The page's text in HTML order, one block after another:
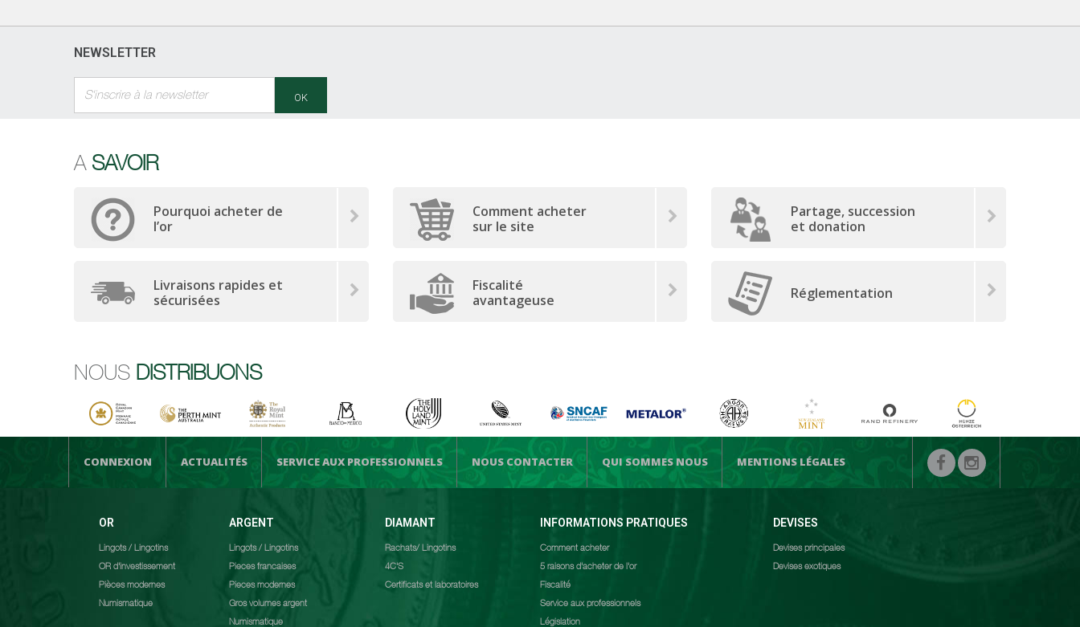
NEWSLETTER
OK
A SAVOIR
Pourquoi acheter de
l’or
Comment acheter
sur le site
Partage, succession
et donation
Livraisons rapides et
sécurisées
Fiscalité
avantageuse
Réglementation
NOUS DISTRIBUONS
CONNEXION ACTUALITÉS SERVICE AUX PROFESSIONNELS NOUS CONTACTER QUI SOMMES NOUS MENTIONS LÉGALES
OR
Lingots / Lingotins
OR d'investissement
Pièces modernes
Numismatique
ARGENT
Lingots / Lingotins
Pieces francaises
Pieces modernes
Gros volumes argent
Numismatique
DIAMANT
Rachats/ Lingotins
4C'S
Certificats et laboratoires
INFORMATIONS PRATIQUES
Comment acheter
5 raisons d'acheter de l'or
Fiscalité
Service aux professionnels
Législation
DEVISES
Devises principales
Devises exotiques